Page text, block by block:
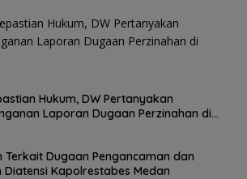
Hukum, DW Pertanyakan
Laporan Dugaan Perzinahan di
Dugaan Pengancaman dan
Kapolrestabes Medan